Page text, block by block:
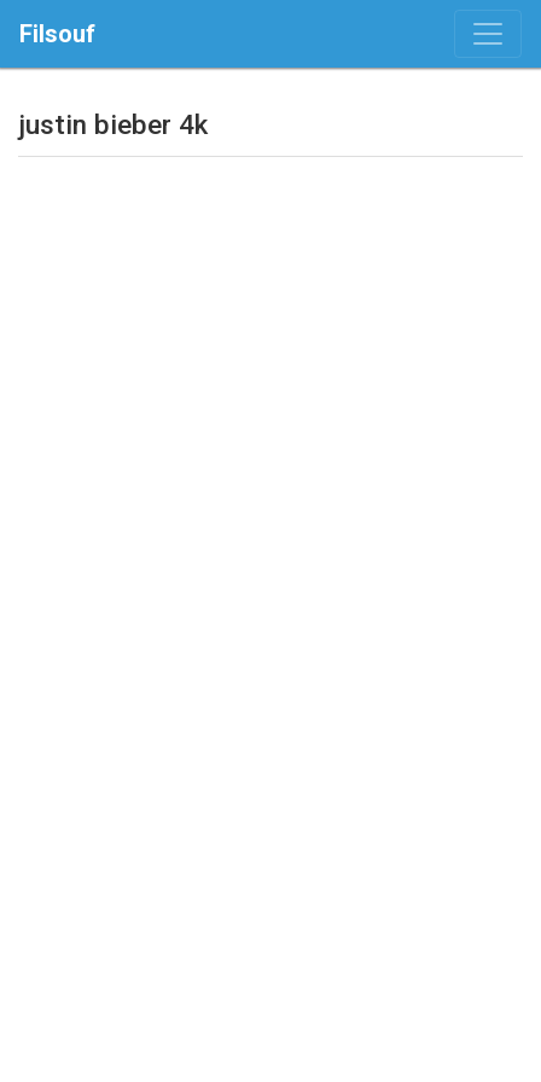
Filsouf
justin bieber 4k